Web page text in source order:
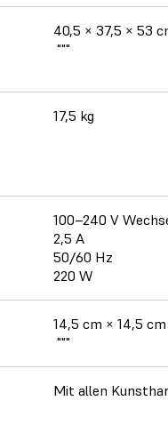
40,5 × 37,5 × 53
"""
17,5 kg
100–240 V
2,5 A
50/60 Hz
220 W
14,5 cm × 14,5
"""
Mit allen